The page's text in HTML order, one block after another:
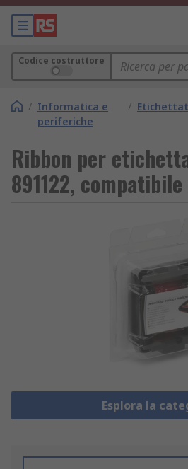
Codice costruttore
/ Informatica e
periferiche
/
Ribbon per
891122,
Esplora la